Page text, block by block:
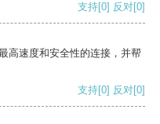
支持[0] 反对[0]
高速度和安全性的连接，并帮
支持[0] 反对[0]